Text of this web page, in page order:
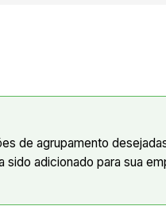
de agrupamento
sido adicionado para sua